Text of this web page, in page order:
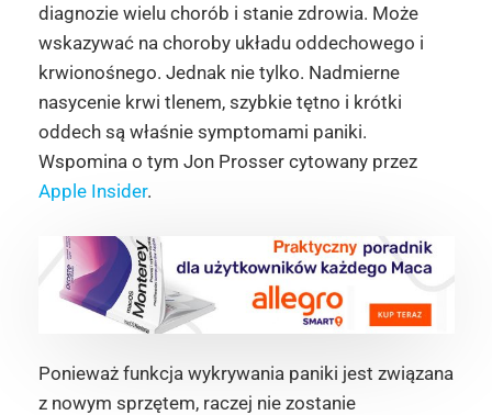
diagnozie wielu chorób i stanie zdrowia. Może
wskazywać na choroby układu oddechowego i
krwionośnego. Jednak nie tylko. Nadmierne
nasycenie krwi tlenem, szybkie tętno i krótki
oddech są właśnie symptomami paniki.
Wspomina o tym Jon Prosser cytowany przez
Apple Insider.
Ponieważ funkcja wykrywania paniki jest związana
z nowym sprzętem, raczej nie zostanie